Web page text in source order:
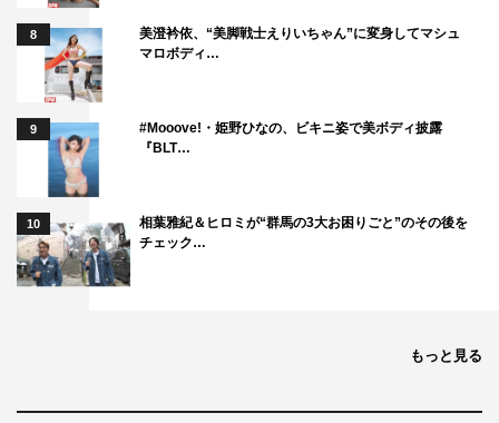
話はもちろん、“ダントツで愛してるもの”についても語っ
ている。
●結成3周年を迎え、8thシングル「FUNKY SUMMER」を
発売する僕が見たかった青空から、カップリング曲「夏
YASUMING!」を歌う現役JKユニット・工藤唯愛、杉浦英
恋、八重樫美伊咲の3人がそろって雑誌初登場。JKらしく
夏休みについてたっぷり語っている。
●そのほか、中村麗乃、畠中夢叶、横須賀京香などインタ
●よゐこ有野晋哉の長寿連載『超棚からボム餅』も絶好
8
美澄衿依、“美脚戦士えりいちゃん”に変身してマシュ
マロボディ…
9
#Mooove!・姫野ひなの、ビキニ姿で美ボディ披露
『BLT…
10
相葉雅紀＆ヒロミが“群馬の3大お困りごと”のその後を
チェック…
もっと見る